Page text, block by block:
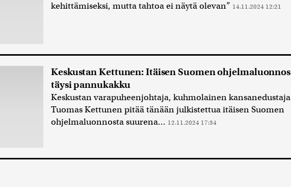
kehittämiseksi, mutta tahtoa ei näytä olevan” 14.11.2024 12:21
Keskustan Kettunen: Itäisen Suomen ohjelmaluonnos
täysi pannukakku
Keskustan varapuheenjohtaja, kuhmolainen kansanedustaja
Tuomas Kettunen pitää tänään julkistettua itäisen Suomen
ohjelmaluonnosta suurena... 12.11.2024 17:34